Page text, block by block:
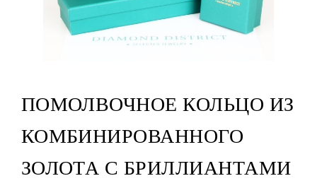
ПОМОЛВОЧНОЕ КОЛЬЦО ИЗ
КОМБИНИРОВАННОГО
ЗОЛОТА С БРИЛЛИАНТАМИ